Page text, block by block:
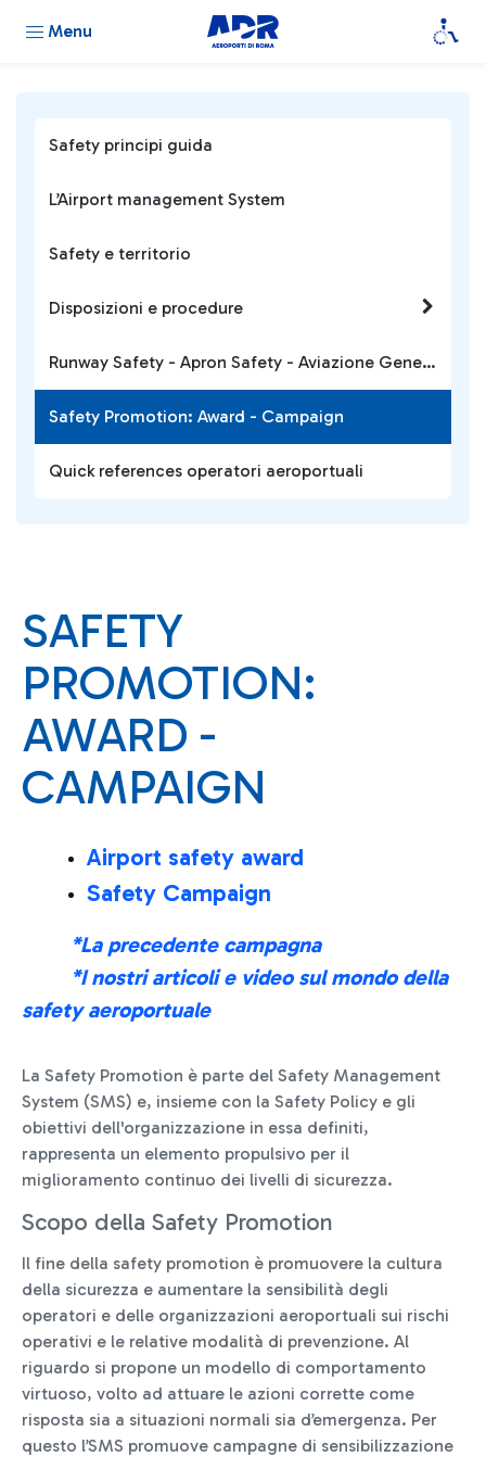
Menu
SAFETY
PROMOTION:
AWARD -
CAMPAIGN
Airport safety award
Safety Campaign
*La precedente campagna
*I nostri articoli e video sul mondo della
safety aeroportuale
La Safety Promotion è parte del Safety Management
System (SMS) e, insieme con la Safety Policy e gli
obiettivi dell'organizzazione in essa definiti,
rappresenta un elemento propulsivo per il
miglioramento continuo dei livelli di sicurezza.
Scopo della Safety Promotion
Il fine della safety promotion è promuovere la cultura
della sicurezza e aumentare la sensibilità degli
operatori e delle organizzazioni aeroportuali sui rischi
operativi e le relative modalità di prevenzione. Al
riguardo si propone un modello di comportamento
virtuoso, volto ad attuare le azioni corrette come
risposta sia a situazioni normali sia d’emergenza. Per
questo l’SMS promuove campagne di sensibilizzazione
Safety principi guida
L’Airport management System
Safety e territorio
Disposizioni e procedure
Runway Safety - Apron Safety - Aviazione Generale
Safety Promotion: Award - Campaign
Quick references operatori aeroportuali